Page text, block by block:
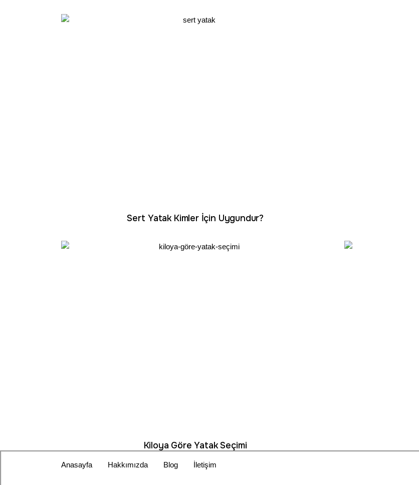
Sert Yatak Kimler İçin Uygundur?
Kiloya Göre Yatak Seçimi
Anasayfa Hakkımızda Blog İletişim